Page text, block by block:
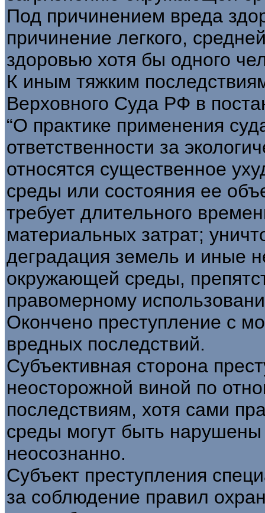
Под причинением вреда
причинение легкого,
здоровью хотя бы одного
К иным тяжким
Верховного Суда РФ в
“О практике применения
ответственности за
относятся существенное
среды или состояния ее
требует длительного
материальных затрат;
деградация земель и иные
окружающей среды,
правомерному
Окончено преступление с
вредных последствий.
Субъективная сторона
неосторожной виной по
последствиям, хотя сами
среды могут быть нарушены
неосознанно.
Субъект преступления
за соблюдение правил